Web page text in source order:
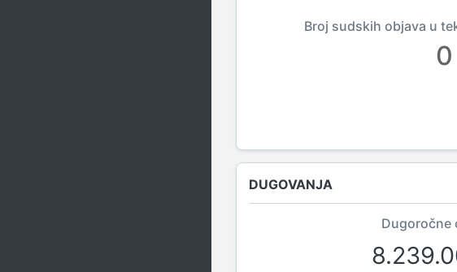
Broj sudskih objava u
0
DUGOVANJA
Dugoročne